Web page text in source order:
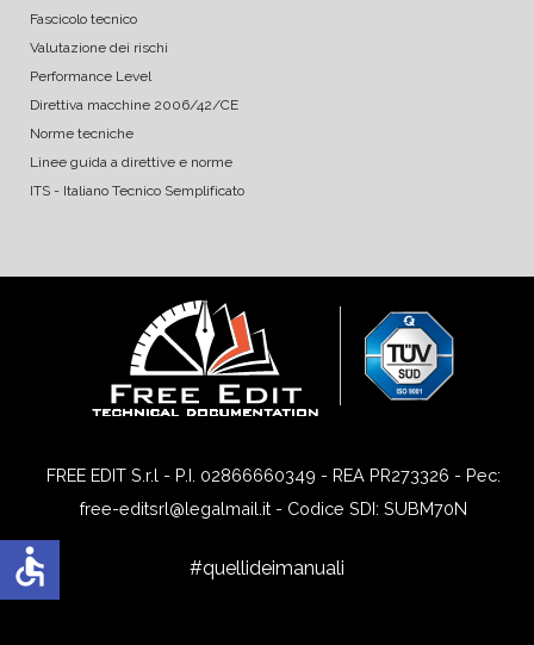
Fascicolo tecnico
Valutazione dei rischi
Performance Level
Direttiva macchine 2006/42/CE
Norme tecniche
Linee guida a direttive e norme
ITS - Italiano Tecnico Semplificato
FREE EDIT S.r.l - P.I. 02866660349 - REA PR273326 - Pec:
free-editsrl@legalmail.it - Codice SDI: SUBM70N
#quellideimanuali
accessible